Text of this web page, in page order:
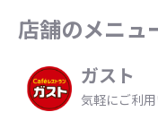
店舗のメニュ
ガスト
気軽にご利